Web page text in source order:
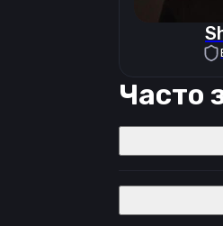
Часто